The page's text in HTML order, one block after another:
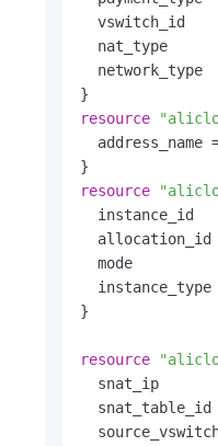
vswitch_id
nat_type
network_type
resource
address_name
resource
instance_id
allocation_id
mode
instance_type
}
resource
snat_ip
snat_table_id